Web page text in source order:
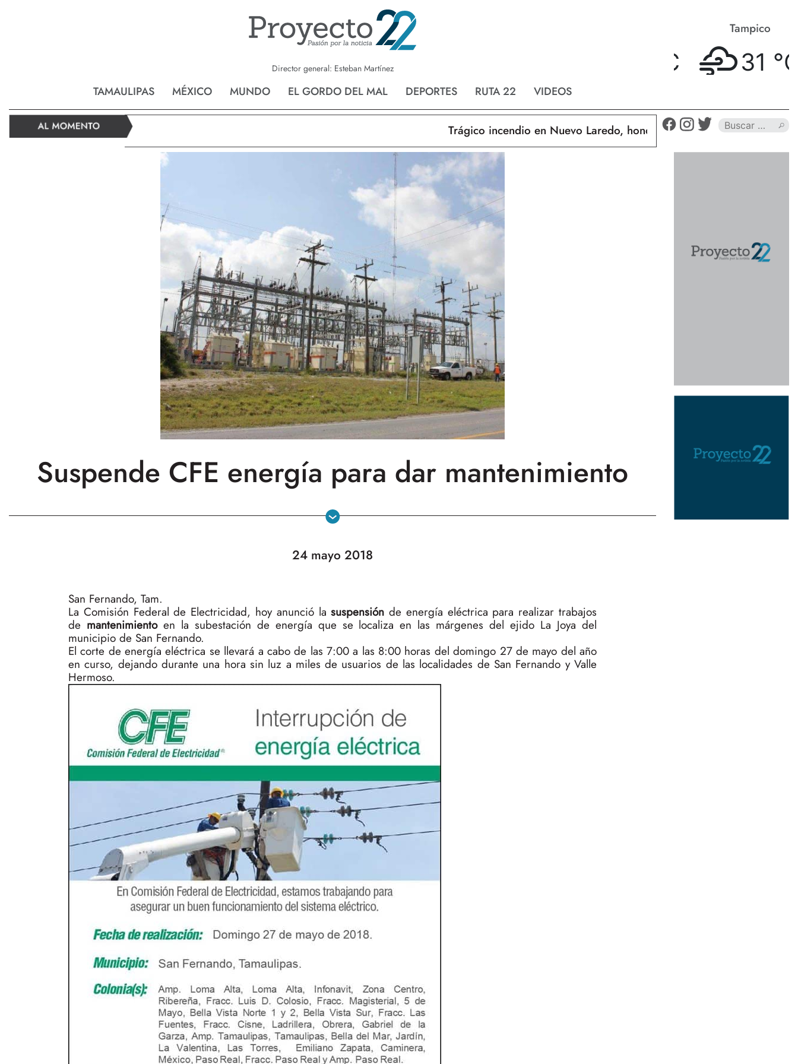
Director general: Esteban Martínez
TAMAULIPAS MÉXICO MUNDO EL GORDO DEL MAL DEPORTES RUTA 22 VIDEOS
Reynosa Nvo. Laredo Tampico
31 ° C
Trágico incendio en Nuevo Laredo, hondureño muere calcinado
Suspende CFE energía para dar mantenimiento
24 mayo 2018
San Fernando, Tam.
La Comisión Federal de Electricidad, hoy anunció lasuspensión de energía eléctrica para realizar trabajos
de mantenimientoen la subestación de energía que se localiza en las márgenes del ejido La Joya del
municipio de San Fernando.
El corte de energía eléctrica se llevará a cabo de las 7:00 a las 8:00 horas del domingo 27 de mayo del año
en curso, dejando durante una hora sin luz a miles de usuarios de las localidades de San Fernando y Valle
Hermoso.